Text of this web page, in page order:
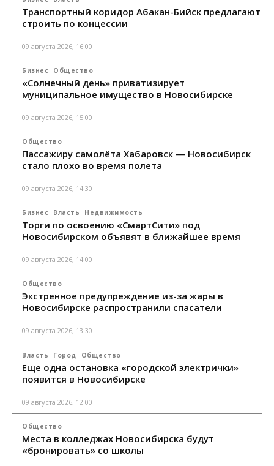
Транспортный коридор Абакан-Бийск предлагают
строить по концессии
09 августа 2026, 16:00
Бизнес Общество
«Солнечный день» приватизирует
муниципальное имущество в Новосибирске
09 августа 2026, 15:00
Общество
Пассажиру самолёта Хабаровск — Новосибирск
стало плохо во время полета
09 августа 2026, 14:30
Бизнес Власть Недвижимость
Торги по освоению «СмартСити» под
Новосибирском объявят в ближайшее время
09 августа 2026, 14:00
Общество
Экстренное предупреждение из-за жары в
Новосибирске распространили спасатели
09 августа 2026, 13:30
Власть Город Общество
Еще одна остановка «городской электрички»
появится в Новосибирске
09 августа 2026, 12:00
Общество
Места в колледжах Новосибирска будут
«бронировать» со школы